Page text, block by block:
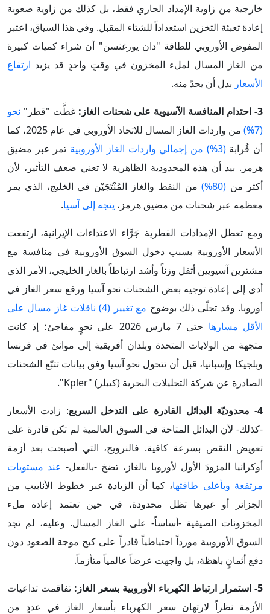
خارجية من زاوية الإمداد الجاري فقط، بل كذلك من زاوية صعوبة
إعادة تعبئة التخزين استعداداً للشتاء المقبل. وفي هذا السياق، اعتبر
المفوض الأوروبي للطاقة "دان يورغنسن" أن شراء كميات كبيرة
من الغاز المسال لملء المخزون في وقتٍ واحدٍ قد يزيد ارتفاع
الأسعار بدل أن يحدّ منه.
3- احتدام المنافسة الآسيوية على شحنات الغاز: غطَّت "قطر" نحو
(7%)
من واردات الغاز المسال للاتحاد الأوروبي في عام 2025، كما
أن قُرابة(3%) من إجمالي واردات الغاز الأوروبية
تمر عبر مضيق
هرمز. بيد أن هذه المحدودية الظاهرية لا تعني ضعف التأثير، لأن
أكثر من (80%)
من النفط والغاز المُنْتَجَيْن في الخليج، الذي يمر
معظمه عبر شحنات من مضيق هرمز، يتجه إلى آسيا.
ومع تعطل الإمدادات القطرية جَرَّاء الاعتداءات الإيرانية، ارتفعت
الأسعار الأوروبية بسبب دخول السوق الأوروبية في منافسة مع
مشترين آسيويين أثقل وزناً وأشد ارتباطاً بالغاز الخليجي، الأمر الذي
أدى إلى إعادة توجيه بعض الشحنات نحو آسيا ورفع سعر الغاز في
أوروبا. وقد تجلّى ذلك بوضوح
مع تغيير (4) ناقلات غاز مسال على
الأقل مسارها
حتى 7 مارس 2026 على نحوٍ مفاجئ؛ إذ كانت
متجهة من الولايات المتحدة وبلدان أفريقية إلى موانئ في فرنسا
وبلجيكا وإسبانيا، قبل أن تتحول نحو آسيا وفق بيانات تتبّع الشحنات
الصادرة عن شركة التحليلات البحرية (كيبلر) "Kpler".
4- محدوديّة البدائل القادرة على التدخل السريع
: زادت الأسعار
-كذلك- لأن البدائل المتاحة في السوق العالمية لم تكن قادرة على
تعويض النقص بسرعة كافية. فالنرويج، التي أصبحت بعد أزمة
أوكرانيا المزودَ الأول لأوروبا بالغاز، تضخ -بالفعل- عند مستويات
مرتفعة وبأعلى طاقتها، كما أن الزيادة عبر خطوط الأنابيب من
الجزائر أو غيرها تظل محدودة، في حين تعتمد إعادة ملء
المخزونات الصيفية -أساساً- على الغاز المسال. وعليه، لم تجد
السوق الأوروبية مورداً احتياطياً قادراً على كبح موجة الصعود دون
دفع أثمانٍ باهظة، بل واجهت عرضاً عالمياً متأزماً.
5- استمرار ارتباط الكهرباء الأوروبية بسعر الغاز:
تفاقمت تداعيات
الأزمة نظراً لارتهان سعر الكهرباء بأسعار الغاز في عددٍ من